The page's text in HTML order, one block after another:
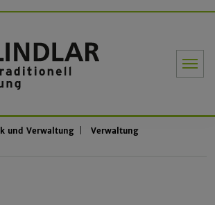
und Verwaltung
Verwaltung